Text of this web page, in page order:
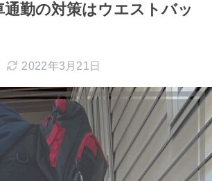
通勤の対策はウエストバッ
2022年3月21日